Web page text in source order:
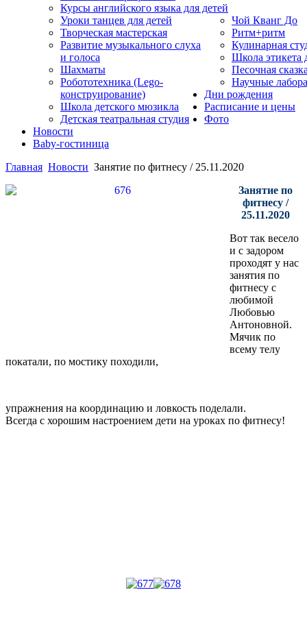
Курсы английского языка для детей
Уроки танцев для детей
Творческая мастерская
Развитие музыкального слуха
и голоса
Шахматы
Робототехника (Lego-
конструирование)
Школа детского мюзикла
Детская театральная студия
Чой Кванг До
Ритм+ритм
Кулинарная
Школа этикета
Песочная
Научные
Дни рождения
Расписание и цены
Фото
Новости
Baby-гостиница
Главная Новости Занятие по фитнесу / 25.11.2020
Занятие по
фитнесу /
25.11.2020
Вот так весело
и с задором
проходят у нас
занятия по
фитнесу с
любимой
Любовью
Антоновной.
Мячик по
всему телу
покатали, по мостику походили,
упражнения на координацию и ловкость поделали.
Всегда с хорошим настроением дети на уроках по фитнесу!